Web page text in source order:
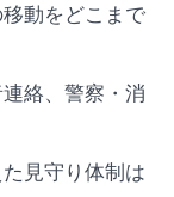
動をどこまで
絡、警察・消
見守り体制は